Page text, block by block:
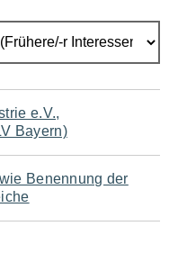
e.V.,
Bayern)
Benennung der